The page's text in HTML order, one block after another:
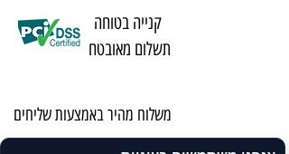
קנייה בטוחה
תשלום מאובטח
משלוח מהיר באמצעות שליחים